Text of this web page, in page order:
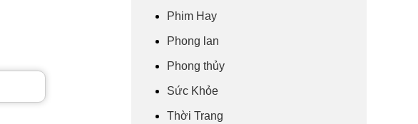
Phim Hay
Phong lan
Phong thủy
Sức Khỏe
Thời Trang